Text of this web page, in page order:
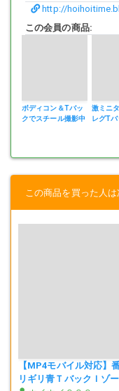
http://
この会員の商品:
ボディコン＆Tバッ
クでスチール撮影中
激ミニ
レグT
この商品を買った人
【MP4モバイル対応】
リギリ青ＴバックＩゾ